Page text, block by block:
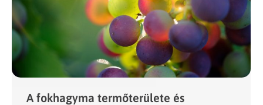
A fokhagyma termőterülete és